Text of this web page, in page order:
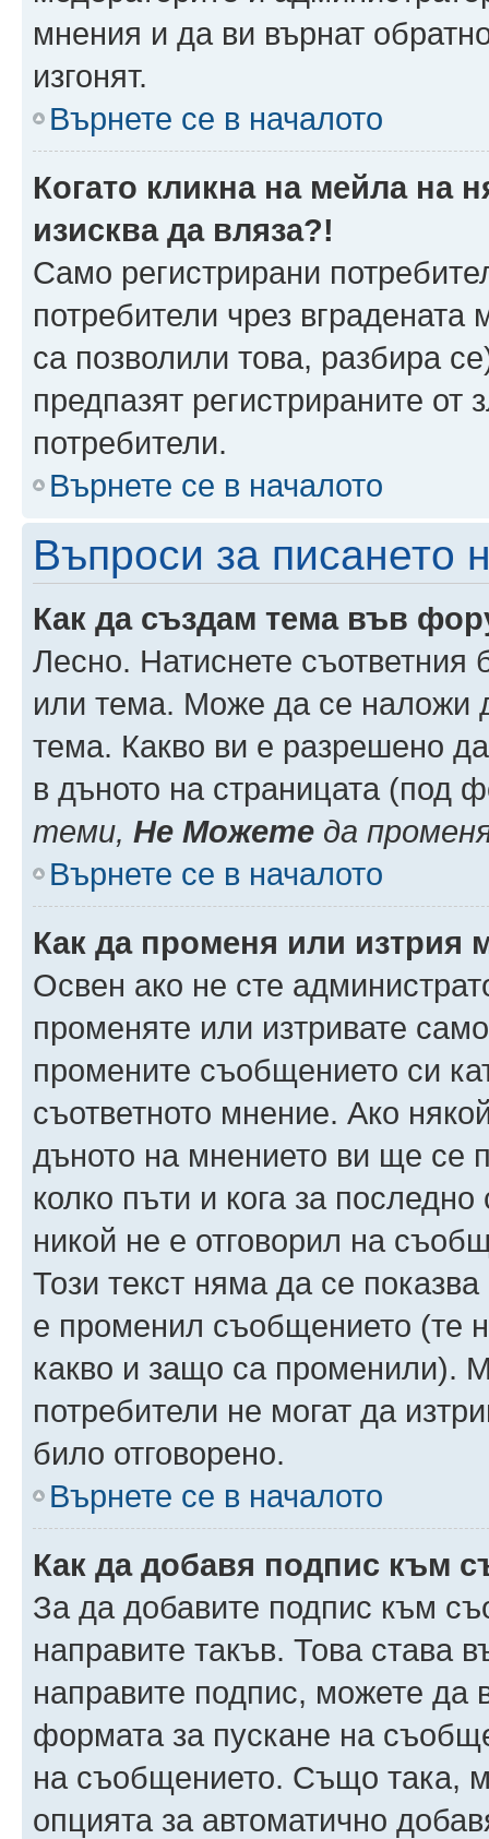
мнения и да ви върнат
изгонят.
Върнете се в началото
Когато кликна на мейла на
изисква да вляза?!
Само регистрирани
потребители чрез
са позволили това, разбира
предпазят регистрираните от
потребители.
Върнете се в началото
Въпроси за писането
Как да създам тема във
Лесно. Натиснете съответния
или тема. Може да се наложи
тема. Какво ви е разрешено
в дъното на страницата (под
теми, Не Можете да
Върнете се в началото
Как да променя или изтрия
Освен ако не сте
променяте или изтривате
промените съобщението си
съответното мнение. Ако
дъното на мнението ви ще се
колко пъти и кога за
никой не е отговорил на
Този текст няма да се
е променил съобщението (те
какво и защо са променили).
потребители не могат да
било отговорено.
Върнете се в началото
Как да добавя подпис към
За да добавите подпис към
направите такъв. Това
направите подпис, можете да
формата за пускане на
на съобщението. Също така,
опцията за автоматично